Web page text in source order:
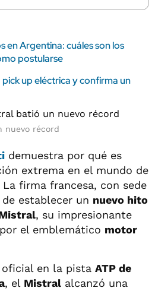
en Argentina: cuáles son los
postularse
up eléctrica y confirma un
nuevo récord
demuestra por qué es
extrema en el mundo de
firma francesa, con sede
de establecer un nuevo hito
, su impresionante
el emblemático motor
oficial en la pista ATP de
, el Mistral alcanzó una